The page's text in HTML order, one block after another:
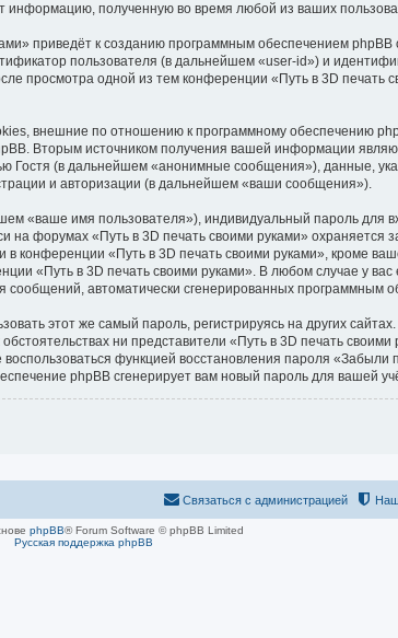
полученную во время любой из ваших
приведёт к созданию программным обеспечением
пользователя (в дальнейшем «user-id») и
просмотра одной из тем конференции «Путь в 3D печать
внешние по отношению к программному обеспечению
Вторым источником получения вашей информации
(в дальнейшем «анонимные сообщения»), данные,
и авторизации (в дальнейшем «ваши сообщения»).
«ваше имя пользователя»), индивидуальный пароль для
форумах «Путь в 3D печать своими руками»
«Путь в 3D печать своими руками», кроме
«Путь в 3D печать своими руками». В любом случае у
сообщений, автоматически сгенерированных программным
этот же самый пароль, регистрируясь на других
ни представители «Путь в 3D печать
функцией восстановления пароля
phpBB сгенерирует вам новый пароль для вашей
Связаться с администрацией
phpBB® Forum Software © phpBB Limited
Русская поддержка phpBB